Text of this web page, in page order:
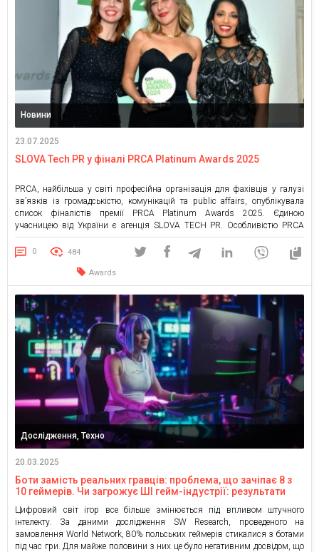
Новини
23.07.2025
SLOVA Tech PR у фіналі PRCA Platinum Awards 2025
PRCA, найбільша у світі професійна організація для фахівців у галузі
зв’язків із громадськістю, комунікацій та public affairs, опублікувала
список фіналістів премії PRCA Platinum Awards 2025. Єдиною
учасницею від України є агенція SLOVA TECH PR. Особливістю PRCA
Platinum Awards є те, що за нагороду мають право змагатися виключно
проєкти, що бодай раз отримали міжнародне золото. Наразі […]
0 484
Awards
Дослідження, Техно
20.03.2025
Боти замість реальних гравців: проблема, що зачіпає 8 з
10 геймерів. Чи загрожує ШІ гейм-індустрії: результати
Цифровий світ ігор все більше змінюється під впливом штучного
інтелекту. За даними дослідження SW Research, проведеного на
замовлення World Network, 80% польських геймерів стикалися з ботами
під час гри. Для майже половини з них це було негативним досвідом, що